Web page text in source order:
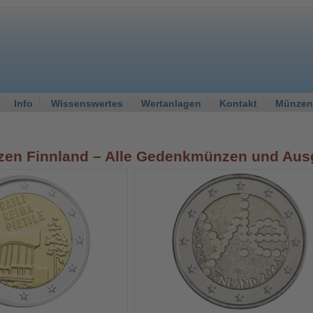
Info Wissenswertes Wertanlagen Kontakt
Finnland – Alle Gedenkmünzen und